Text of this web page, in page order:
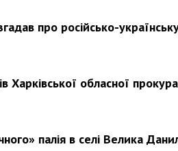
про російсько-
Харківської обласної
палія в селі Велика